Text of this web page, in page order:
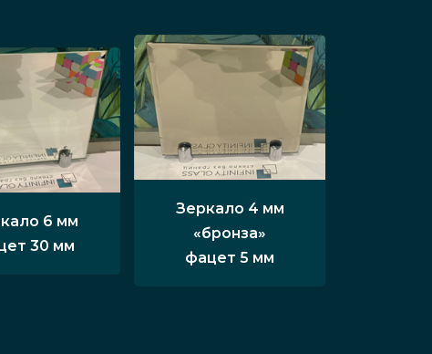
6 мм
30 мм
Зеркало 4 мм
«бронза»
фацет 5 мм